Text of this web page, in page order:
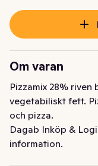
Om varan
Pizzamix 28%
vegetabiliskt fett.
och pizza.
Dagab Inköp &
information.